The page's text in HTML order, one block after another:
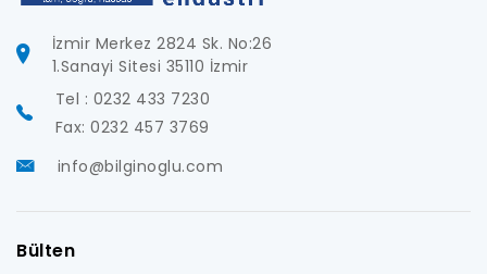
İzmir Merkez 2824 Sk. No:26
1.Sanayi Sitesi 35110 İzmir
Tel : 0232 433 7230
Fax: 0232 457 3769
info@bilginoglu.com
Bülten